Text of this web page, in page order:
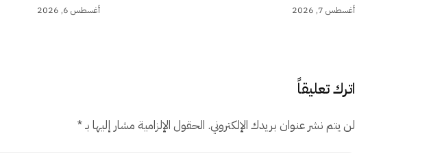
أغسطس 7, 2026 أغسطس 6, 2026
اترك تعليقاً
لن يتم نشر عنوان بريدك الإلكتروني. الحقول الإلزامية مشار إليها بـ*